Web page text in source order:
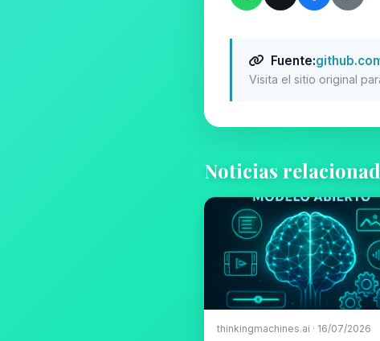
Fuente:
Visita el sitio original
Noticias
thinkingmachines.ai · 16/07/2026